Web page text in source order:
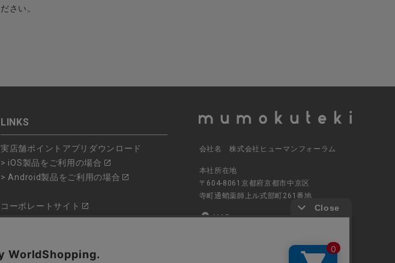
ださい。
LINKS
実店舗ポイントアプリダウンロード
> iOS製品をご利用の場合
> Android製品をご利用の場合
コーポレートサイト
ショップリスト
会社名 株式会社ヒューマンフォーラム
本社所在地
〒604-8061京都府京都市中京区
寺町通蛸薬師上ル式部町261番地
MAP
営業時間 11:00～17:30（土日休業）